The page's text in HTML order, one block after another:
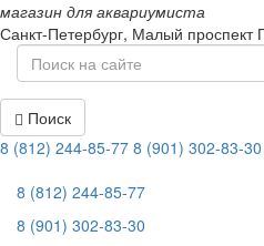
магазин для аквариумиста
Санкт-Петербург, Малый проспект
Поиск
8 (812) 244-85-77 8 (901) 302-83-30
8 (812) 244-85-77
8 (901) 302-83-30